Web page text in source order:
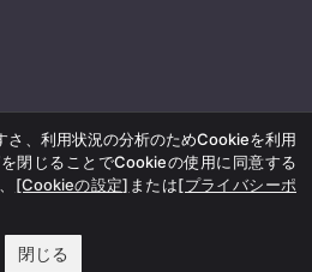
さ、利用状況の分析のためCookieを利用
閉じることでCookieの使用に同意する
[Cookieの設定] または[プライバシーポ
閉じる